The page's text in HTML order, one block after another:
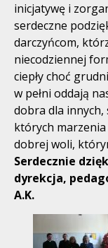
inicjatywę i
serdeczne
darczyńcom,
niecodziennej
ciepły choć
w pełni oddają
dobra dla innych,
których marzenia
dobrej woli,
Serdecznie
dyrekcja,
A.K.